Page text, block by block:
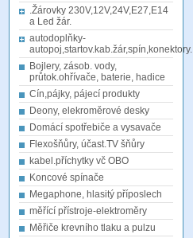
.Žárovky 230V,12V,24V,E27,E14
a Led žár.
autodoplňky-
autopoj,startov.kab.žár,spín,konektory.
Bojlery, zásob. vody,
průtok.ohřívače, baterie, hadice
Cín,pájky, pájecí produkty
Deony, elekroměrové desky
Domácí spotřebiče a vysavače
Flexošňůry, účast.TV šňůry
kabel.příchytky vč OBO
Koncové spínače
Megaphone, hlasitý příposlech
měřící přístroje-elektroměry
Měřiče krevního tlaku a pulzu